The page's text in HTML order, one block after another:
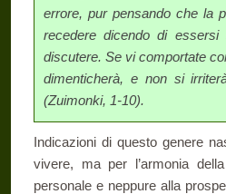
errore, pur pensando che la
recedere dicendo di
discutere. Se vi comportate
dimenticherà, e non si
(Zuimonki, 1-10).
Indicazioni di questo genere
vivere, ma per l’armonia
personale e neppure alla